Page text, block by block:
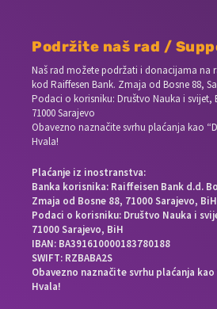
Podržite naš rad /
Naš rad možete podržati i donacijama na
kod Raiffesen Bank. Zmaja od Bosne 88,
Podaci o korisniku: Društvo Nauka i svijet,
71000 Sarajevo
Obavezno naznačite svrhu plaćanja kao
Hvala!
Plaćanje iz inostranstva:
Banka korisnika: Raiffeisen Bank d.d.
Zmaja od Bosne 88, 71000 Sarajevo, BiH
Podaci o korisniku: Društvo Nauka i
71000 Sarajevo, BiH
IBAN: BA391610000183780188
SWIFT: RZBABA2S
Obavezno naznačite svrhu plaćanja kao
Hvala!